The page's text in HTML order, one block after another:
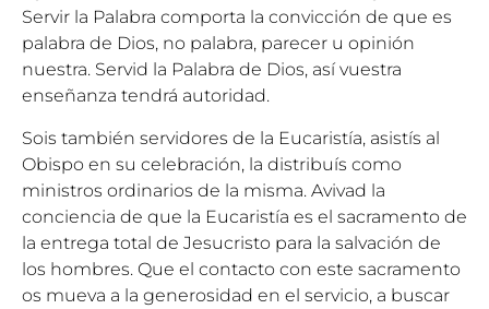
Servir la Palabra comporta la convicción de que es
palabra de Dios, no palabra, parecer u opinión
nuestra. Servid la Palabra de Dios, así vuestra
enseñanza tendrá autoridad.
Sois también servidores de la Eucaristía, asistís al
Obispo en su celebración, la distribuís como
ministros ordinarios de la misma. Avivad la
conciencia de que la Eucaristía es el sacramento de
la entrega total de Jesucristo para la salvación de
los hombres. Que el contacto con este sacramento
os mueva a la generosidad en el servicio, a buscar